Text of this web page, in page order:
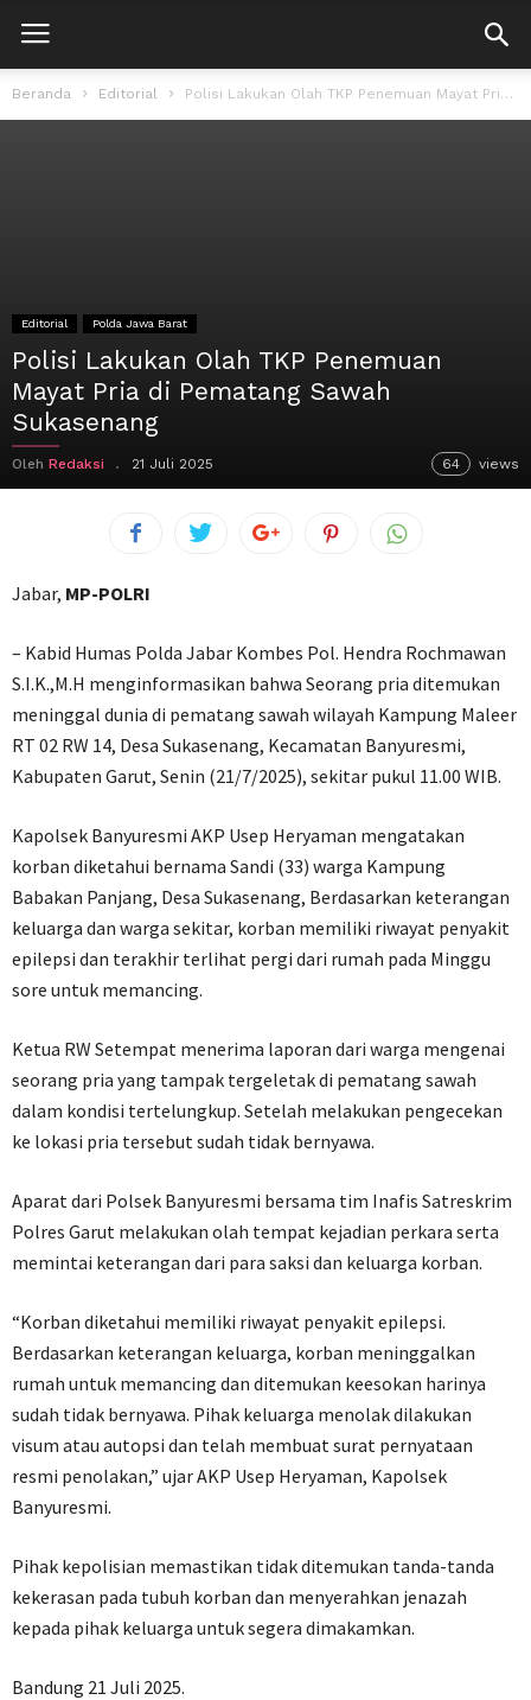
Beranda Editorial Polisi Lakukan Olah TKP Penemuan Mayat Pria di Pematang Sawah Sukasenang
Editorial Polda Jawa Barat
Polisi Lakukan Olah TKP Penemuan
Mayat Pria di Pematang Sawah
Sukasenang
Oleh Redaksi 21 Juli 2025 64 views
Jabar, MP-POLRI
– Kabid Humas Polda Jabar Kombes Pol. Hendra Rochmawan
S.I.K.,M.H menginformasikan bahwa Seorang pria ditemukan
meninggal dunia di pematang sawah wilayah Kampung Maleer
RT 02 RW 14, Desa Sukasenang, Kecamatan Banyuresmi,
Kabupaten Garut, Senin (21/7/2025), sekitar pukul 11.00 WIB.
Kapolsek Banyuresmi AKP Usep Heryaman mengatakan
korban diketahui bernama Sandi (33) warga Kampung
Babakan Panjang, Desa Sukasenang, Berdasarkan keterangan
keluarga dan warga sekitar, korban memiliki riwayat penyakit
epilepsi dan terakhir terlihat pergi dari rumah pada Minggu
sore untuk memancing.
Ketua RW Setempat menerima laporan dari warga mengenai
seorang pria yang tampak tergeletak di pematang sawah
dalam kondisi tertelungkup. Setelah melakukan pengecekan
ke lokasi pria tersebut sudah tidak bernyawa.
Aparat dari Polsek Banyuresmi bersama tim Inafis Satreskrim
Polres Garut melakukan olah tempat kejadian perkara serta
memintai keterangan dari para saksi dan keluarga korban.
“Korban diketahui memiliki riwayat penyakit epilepsi.
Berdasarkan keterangan keluarga, korban meninggalkan
rumah untuk memancing dan ditemukan keesokan harinya
sudah tidak bernyawa. Pihak keluarga menolak dilakukan
visum atau autopsi dan telah membuat surat pernyataan
resmi penolakan,” ujar AKP Usep Heryaman, Kapolsek
Banyuresmi.
Pihak kepolisian memastikan tidak ditemukan tanda-tanda
kekerasan pada tubuh korban dan menyerahkan jenazah
kepada pihak keluarga untuk segera dimakamkan.
Bandung 21 Juli 2025.